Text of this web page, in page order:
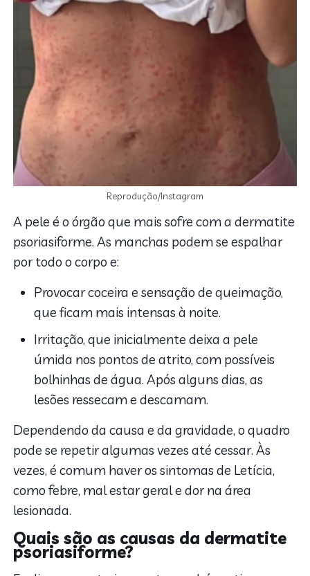
Reprodução/Instagram
A pele é o órgão que mais sofre com a dermatite
psoriasiforme. As manchas podem se espalhar
por todo o corpo e:
Provocar coceira e sensação de queimação,
que ficam mais intensas à noite.
Irritação, que inicialmente deixa a pele
úmida nos pontos de atrito, com possíveis
bolhinhas de água. Após alguns dias, as
lesões ressecam e descamam.
Dependendo da causa e da gravidade, o quadro
pode se repetir algumas vezes até cessar. Às
vezes, é comum haver os sintomas de Letícia,
como febre, mal estar geral e dor na área
lesionada.
Quais são as causas da dermatite
psoriasiforme?